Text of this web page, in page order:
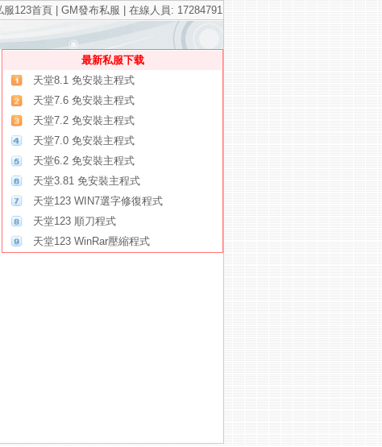
服123首頁 GM發布私服 | 在線人員: 17284791
最新私服下载
天堂8.1 免安裝主程式
天堂7.6 免安裝主程式
天堂7.2 免安裝主程式
天堂7.0 免安裝主程式
天堂6.2 免安裝主程式
天堂3.81 免安裝主程式
天堂123 WIN7選字修復程式
天堂123 順刀程式
天堂123 WinRar壓縮程式